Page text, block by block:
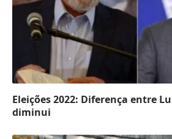
Eleições 2022: Diferença entre
diminui